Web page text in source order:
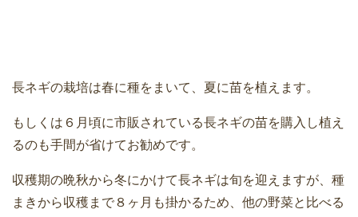
長ネギの栽培は春に種をまいて、夏に苗を植えます。
もしくは６月頃に市販されている長ネギの苗を購入し植え
るのも手間が省けてお勧めです。
収穫期の晩秋から冬にかけて長ネギは旬を迎えますが、種
まきから収穫まで８ヶ月も掛かるため、他の野菜と比べる